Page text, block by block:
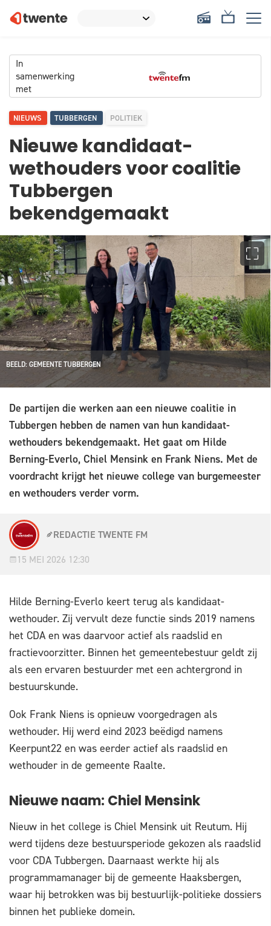
In
samenwerking
met
NIEUWS TUBBERGEN POLITIEK
Nieuwe kandidaat-
wethouders voor coalitie
Tubbergen
bekendgemaakt
BEELD: GEMEENTE TUBBERGEN
De partijen die werken aan een nieuwe coalitie in
Tubbergen hebben de namen van hun kandidaat-
wethouders bekendgemaakt. Het gaat om Hilde
Berning-Everlo, Chiel Mensink en Frank Niens. Met de
voordracht krijgt het nieuwe college van burgemeester
en wethouders verder vorm.
REDACTIE TWENTE FM
15 MEI 2026 12:30
Hilde Berning-Everlo keert terug als kandidaat-
wethouder. Zij vervult deze functie sinds 2019 namens
het CDA en was daarvoor actief als raadslid en
fractievoorzitter. Binnen het gemeentebestuur geldt zij
als een ervaren bestuurder met een achtergrond in
bestuurskunde.
Ook Frank Niens is opnieuw voorgedragen als
wethouder. Hij werd eind 2023 beëdigd namens
Keerpunt22 en was eerder actief als raadslid en
wethouder in de gemeente Raalte.
Nieuwe naam: Chiel Mensink
Nieuw in het college is Chiel Mensink uit Reutum. Hij
werd tijdens deze bestuursperiode gekozen als raadslid
voor CDA Tubbergen. Daarnaast werkte hij als
programmamanager bij de gemeente Haaksbergen,
waar hij betrokken was bij bestuurlijk-politieke dossiers
binnen het publieke domein.